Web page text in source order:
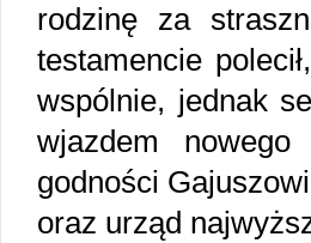
rodzinę za
testamencie
wspólnie, jednak
wjazdem
godności
oraz urząd